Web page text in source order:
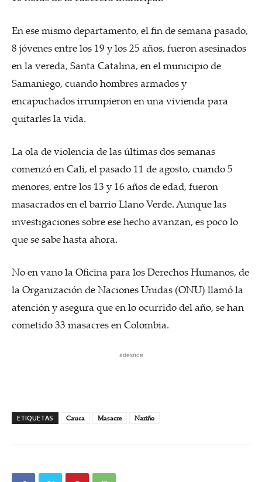
En ese mismo departamento, el fin de semana pasado,
8 jóvenes entre los 19 y los 25 años, fueron asesinados
en la vereda, Santa Catalina, en el municipio de
Samaniego, cuando hombres armados y
encapuchados irrumpieron en una vivienda para
quitarles la vida.
La ola de violencia de las últimas dos semanas
comenzó en Cali, el pasado 11 de agosto, cuando 5
menores, entre los 13 y 16 años de edad, fueron
masacrados en el barrio Llano Verde. Aunque las
investigaciones sobre ese hecho avanzan, es poco lo
que se sabe hasta ahora.
No en vano la Oficina para los Derechos Humanos, de
la Organización de Naciones Unidas (ONU) llamó la
atención y asegura que en lo ocurrido del año, se han
cometido 33 masacres en Colombia.
adesnce
ETIQUETAS Cauca Masacre Nariño